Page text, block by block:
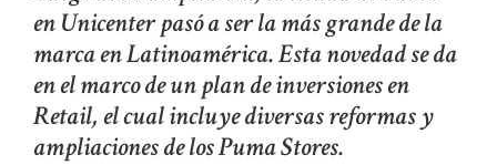
en Unicenter pasó a ser la más grande de la
marca en Latinoamérica. Esta novedad se da
en el marco de un plan de inversiones en
Retail, el cual incluye diversas reformas y
ampliaciones de los Puma Stores.